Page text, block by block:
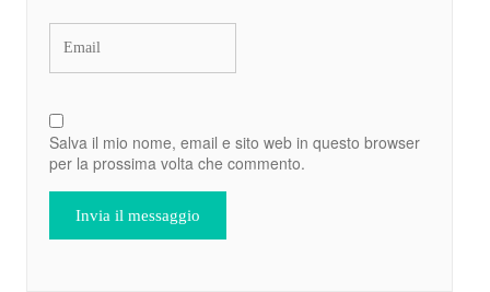
Salva il mio nome, email e sito web in questo browser
per la prossima volta che commento.